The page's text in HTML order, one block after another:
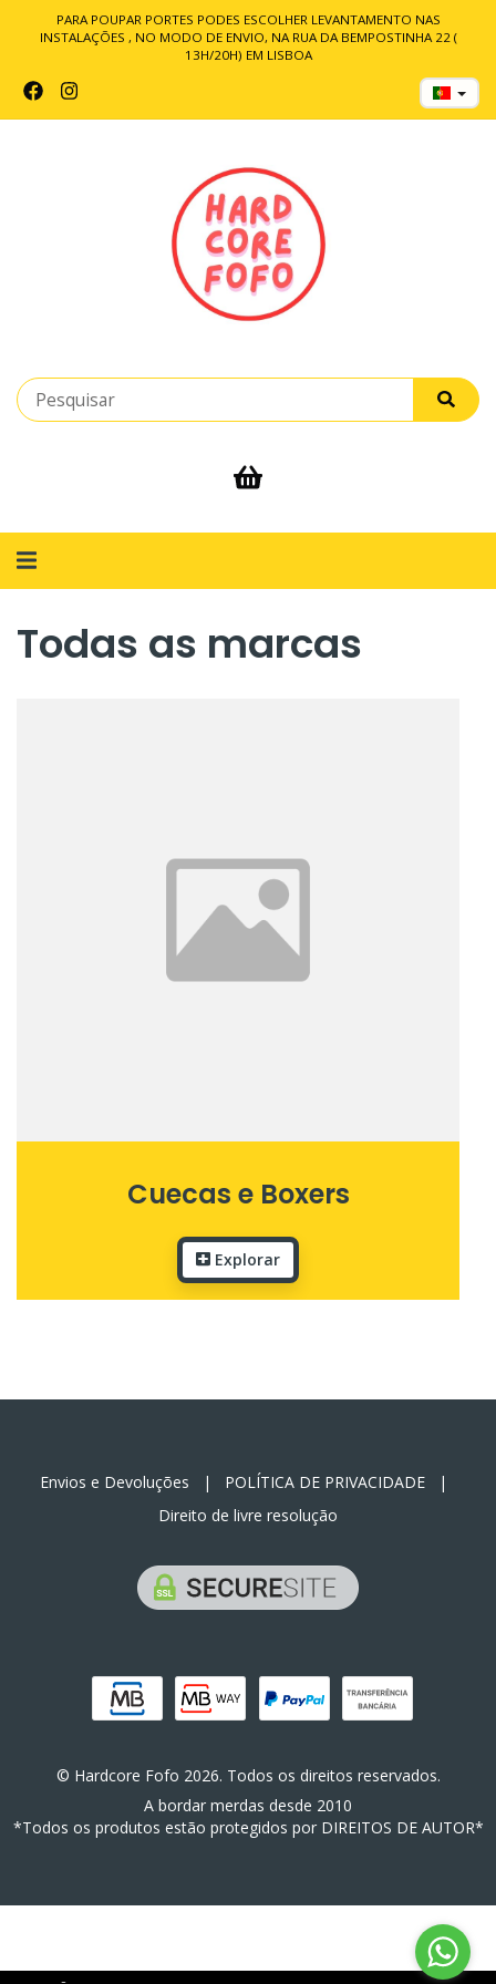
PARA POUPAR PORTES PODES ESCOLHER LEVANTAMENTO NAS
INSTALAÇÕES , NO MODO DE ENVIO, NA RUA DA BEMPOSTINHA 22 (
13H/20H) EM LISBOA
Alternar
Todas as marcas
Cuecas e Boxers
Explorar
Envios e Devoluções | POLÍTICA DE PRIVACIDADE |
Direito de livre resolução
© Hardcore Fofo 2026. Todos os direitos reservados.
A bordar merdas desde 2010
*Todos os produtos estão protegidos por DIREITOS DE AUTOR*